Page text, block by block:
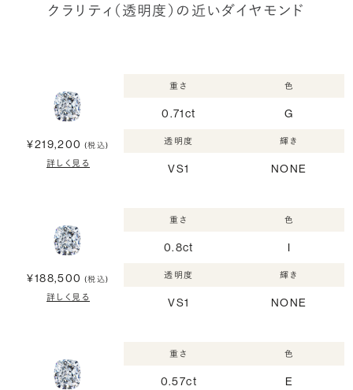
クラリティ（透明度）の近いダイヤモンド
¥219,200 (税込)
詳しく見る
重さ
0.71ct
色
G
透明度
VS1
輝き
NONE
¥188,500 (税込)
詳しく見る
重さ
0.8ct
色
I
透明度
VS1
輝き
NONE
重さ
0.57ct
色
E